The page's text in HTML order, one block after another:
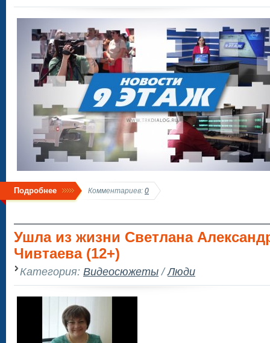
Подробнее Комментариев: 0
Ушла из жизни Светлана
Чивтаева (12+)
Категория: Видеосюжеты/Люди